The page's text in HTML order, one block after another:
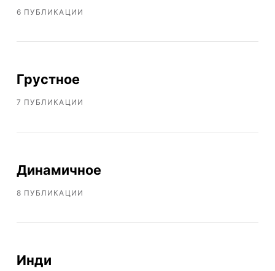
6 ПУБЛИКАЦИИ
Грустное
7 ПУБЛИКАЦИИ
Динамичное
8 ПУБЛИКАЦИИ
Инди